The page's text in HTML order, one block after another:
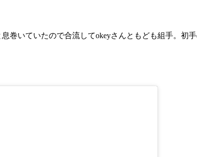
巻いていたので合流してokeyさんともども組手。